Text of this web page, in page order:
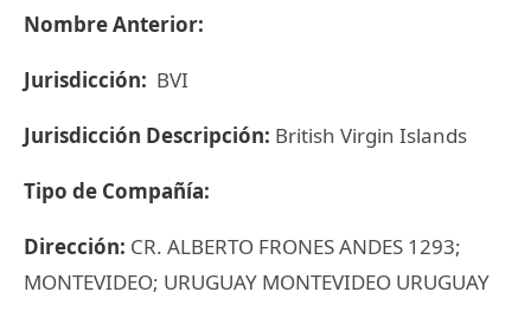
Nombre Anterior:
Jurisdicción: BVI
Jurisdicción Descripción: British Virgin Islands
Tipo de Compañía:
Dirección: CR. ALBERTO FRONES ANDES 1293;
MONTEVIDEO; URUGUAY MONTEVIDEO URUGUAY